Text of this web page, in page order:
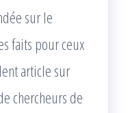
sur le
faits pour ceux
article sur
chercheurs de